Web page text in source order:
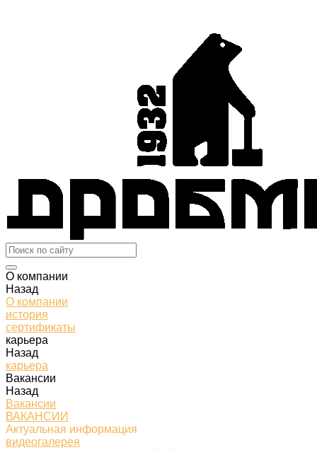
О компании
Назад
О компании
история
сертификаты
карьера
Назад
карьера
Вакансии
Назад
Вакансии
ВАКАНСИИ
Актуальная информация
видеогалерея